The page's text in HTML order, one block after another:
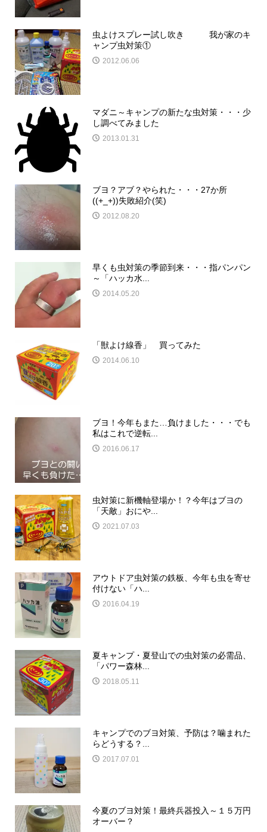
虫よけスプレー試し吹き 我が家のキ
ャンプ虫対策①
2012.06.06
マダニ～キャンプの新たな虫対策・・・少
し調べてみました
2013.01.31
ブヨ？アブ？やられた・・・27か所
((+_+))失敗紹介(笑)
2012.08.20
早くも虫対策の季節到来・・・指パンパン
～「ハッカ水...
2014.05.20
「獣よけ線香」 買ってみた
2014.06.10
ブヨ！今年もまた…負けました・・・でも
私はこれで逆転...
2016.06.17
虫対策に新機軸登場か！？今年はブヨの
「天敵」おにや...
2021.07.03
アウトドア虫対策の鉄板、今年も虫を寄せ
付けない「ハ...
2016.04.19
夏キャンプ・夏登山での虫対策の必需品、
「パワー森林...
2018.05.11
キャンプでのブヨ対策、予防は？噛まれた
らどうする？...
2017.07.01
今夏のブヨ対策！最終兵器投入～１５万円
オーバー？